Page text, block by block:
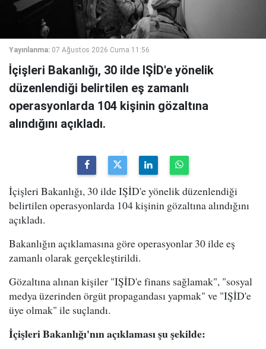
Yayınlanma: 07 Ağustos 2026 Cuma 11:56
İçişleri Bakanlığı, 30 ilde IŞİD'e yönelik
düzenlendiği belirtilen eş zamanlı
operasyonlarda 104 kişinin gözaltına
alındığını açıkladı.
İçişleri Bakanlığı, 30 ilde IŞİD'e yönelik düzenlendiği
belirtilen operasyonlarda 104 kişinin gözaltına alındığını
açıkladı.
Bakanlığın açıklamasına göre operasyonlar 30 ilde eş
zamanlı olarak gerçekleştirildi.
Gözaltına alınan kişiler "IŞİD'e finans sağlamak", "sosyal
medya üzerinden örgüt propagandası yapmak" ve "IŞİD'e
üye olmak" ile suçlandı.
İçişleri Bakanlığı'nın açıklaması şu şekilde: